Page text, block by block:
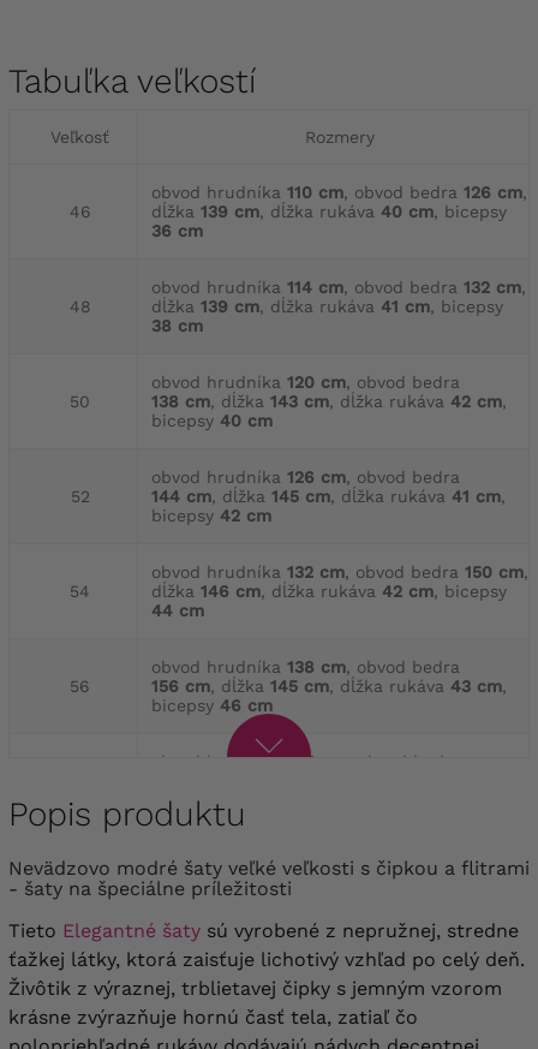
Tabuľka veľkostí
Veľkosť Rozmery
46
obvod hrudníka 110 cm, obvod bedra 126 cm,
dĺžka 139 cm, dĺžka rukáva 40 cm, bicepsy
36 cm
48
obvod hrudníka 114 cm, obvod bedra 132 cm,
dĺžka 139 cm, dĺžka rukáva 41 cm, bicepsy
38 cm
50
obvod hrudníka 120 cm, obvod bedra
138 cm, dĺžka 143 cm, dĺžka rukáva 42 cm,
bicepsy 40 cm
52
obvod hrudníka 126 cm, obvod bedra
144 cm, dĺžka 145 cm, dĺžka rukáva 41 cm,
bicepsy 42 cm
54
obvod hrudníka 132 cm, obvod bedra 150 cm,
dĺžka 146 cm, dĺžka rukáva 42 cm, bicepsy
44 cm
56
obvod hrudníka 138 cm, obvod bedra
156 cm, dĺžka 145 cm, dĺžka rukáva 43 cm,
bicepsy 46 cm
obvod hrudníka 144 cm
, obvod bedra
bicepsy
60
obvod hrudníka 150 cm
, obvod bedra
168 cm, dĺžka 145 cm, dĺžka rukáva 43 cm,
bicepsy 50 cm
62
obvod hrudníka 156 cm , obvod bedra 174 cm
dĺžka 145 cm , dĺžka rukáva 43 cm, bicepsy
52 cm
Popis produktu
Nevädzovo modré šaty veľké veľkosti s čipkou a flitrami
- šaty na špeciálne príležitosti
Tieto Elegantné šaty sú vyrobené z nepružnej, stredne
ťažkej látky, ktorá zaisťuje lichotivý vzhľad po celý deň.
Živôtik z výraznej, trblietavej čipky s jemným vzorom
krásne zvýrazňuje hornú časť tela, zatiaľ čo